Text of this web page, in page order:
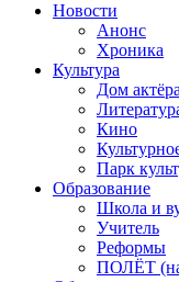
Новости
Анонс
Хроника
Культура
Дом
Кино
Парк
Образование
Школа и
Учитель
Реформы
ПОЛЁТ